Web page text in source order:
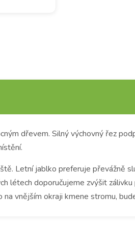
dřevem. Silný výchovný řez
Letní jablko preferuje převážně
létech doporučujeme zvýšit
vnějším okraji kmene stromu,